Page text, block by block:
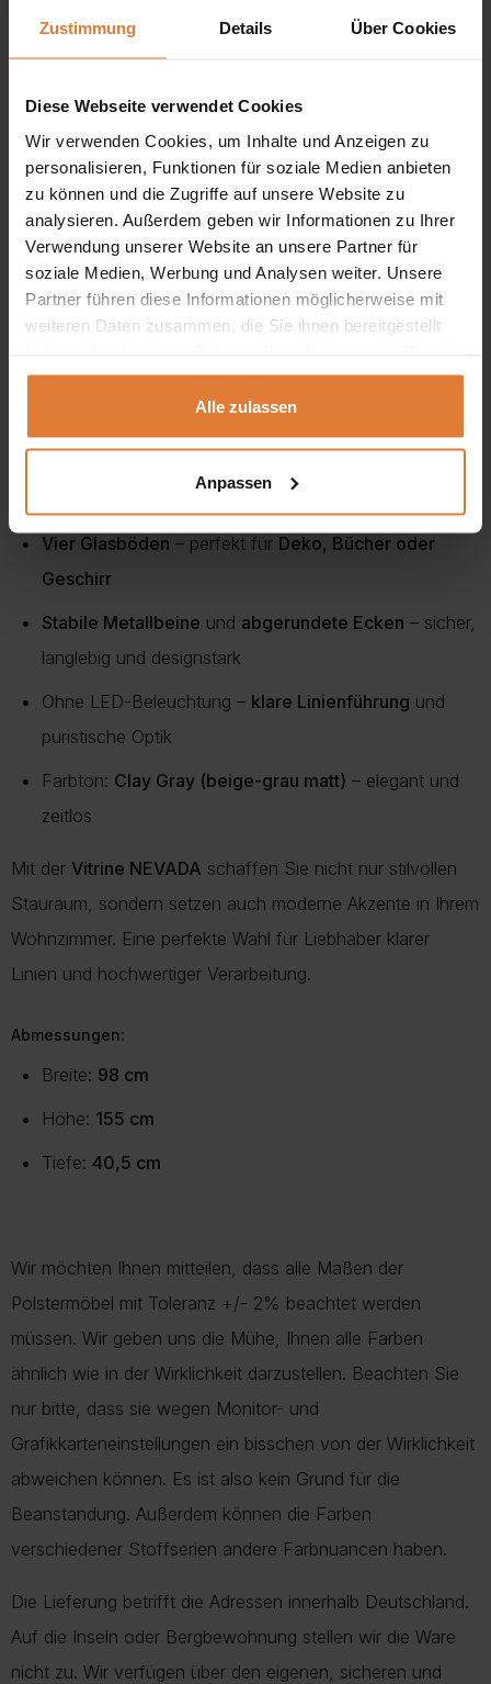
Zustimmung Details Über Cookies
Diese Webseite verwendet Cookies
Wir verwenden Cookies, um Inhalte und Anzeigen zu
personalisieren, Funktionen für soziale Medien anbieten
zu können und die Zugriffe auf unsere Website zu
analysieren. Außerdem geben wir Informationen zu Ihrer
Verwendung unserer Website an unsere Partner für
soziale Medien, Werbung und Analysen weiter. Unsere
Partner führen diese Informationen möglicherweise mit
weiteren Daten zusammen, die Sie ihnen bereitgestellt
gesammelt haben.
Alle zulassen
Anpassen
Dekorationsobjekte,
Bücheroder edles Geschirrstilvoll in
Beleuchtung.
Fronten mit vertikaler Struktur
im dekorativen
Holzdekorverleihen dem Möbelstück eine moderne,
wohnliche Note. In Kombination mit der ruhigen
Farbgebung in
Clay Gray (beige-grau matt)
entsteht ein
harmonisches Gesamtbild, das sich leicht in verschiedene
Wohnstile integrieren lässt.
stilvollen Präsentation
Vier Glasböden – perfekt für Deko, Bücher oder
Geschirr
Stabile Metallbeine und abgerundete Ecken – sicher,
langlebig und designstark
Ohne LED-Beleuchtung – klare Linienführung und
puristische Optik
Farbton: Clay Gray (beige-grau matt) – elegant und
zeitlos
Mit der Vitrine NEVADA schaffen Sie nicht nur stilvollen
Stauraum, sondern setzen auch moderne Akzente in Ihrem
Wohnzimmer. Eine perfekte Wahl für Liebhaber klarer
Linien und hochwertiger Verarbeitung.
Abmessungen:
Breite: 98 cm
Höhe: 155 cm
Tiefe: 40,5 cm
Wir möchten Ihnen mitteilen, dass alle Maßen der
Polstermöbel mit Toleranz +/- 2% beachtet werden
müssen. Wir geben uns die Mühe, Ihnen alle Farben
ähnlich wie in der Wirklichkeit darzustellen. Beachten Sie
nur bitte, dass sie wegen Monitor- und
Grafikkarteneinstellungen ein bisschen von der Wirklichkeit
abweichen können. Es ist also kein Grund für die
Beanstandung. Außerdem können die Farben
verschiedener Stoffserien andere Farbnuancen haben.
Die Lieferung betrifft die Adressen innerhalb Deutschland.
Auf die Inseln oder Bergbewohnung stellen wir die Ware
nicht zu. Wir verfügen über den eigenen, sicheren und